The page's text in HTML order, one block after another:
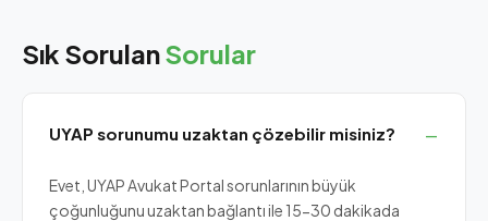
Sık SorulanSorular
UYAP sorunumu uzaktan çözebilir misiniz?
Evet, UYAP Avukat Portal sorunlarının büyük
çoğunluğunu uzaktan bağlantı ile 15-30 dakikada